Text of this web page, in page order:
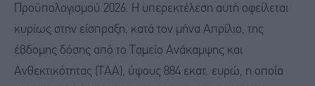
Προϋπολογισμού 2026. Η υπερεκτέλεση αυτή οφείλεται
κυρίως στην είσπραξη, κατά τον μήνα Απρίλιο, της
έβδομης δόσης από το Ταμείο Ανάκαμψης και
Ανθεκτικότητας (ΤΑΑ), ύψους 884 εκατ. ευρώ, η οποία